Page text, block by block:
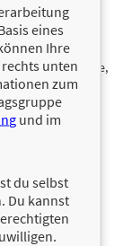
YOU Yoga & More,
Als
im Bereich
und gibt ihr
Vorträgen
mehrere
eines
Ihre
unten
zum
und im
du selbst
Du kannst